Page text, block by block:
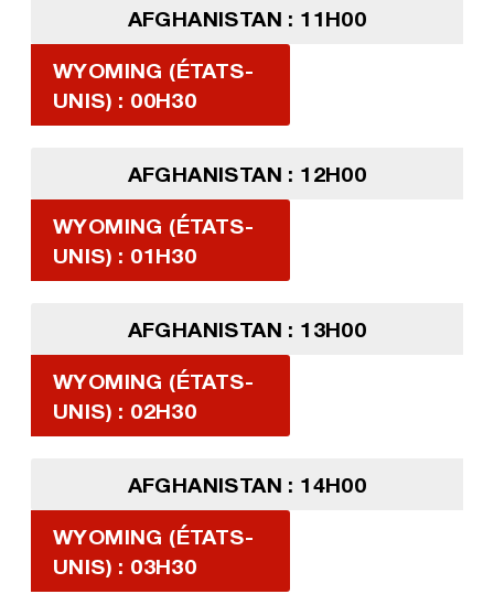
AFGHANISTAN : 11H00
WYOMING (ÉTATS-
UNIS) : 00H30
AFGHANISTAN : 12H00
WYOMING (ÉTATS-
UNIS) : 01H30
AFGHANISTAN : 13H00
WYOMING (ÉTATS-
UNIS) : 02H30
AFGHANISTAN : 14H00
WYOMING (ÉTATS-
UNIS) : 03H30